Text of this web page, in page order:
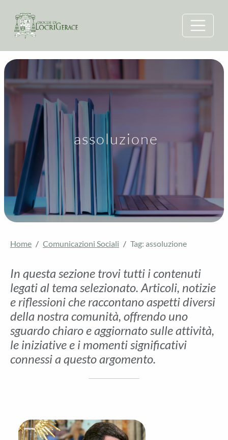
assoluzione
Home Comunicazioni Sociali Tag: assoluzione
In questa sezione trovi tutti i contenuti
legati al tema selezionato. Articoli, notizie
e riflessioni che raccontano aspetti diversi
della nostra comunità, offrendo uno
sguardo chiaro e aggiornato sulle attività,
le iniziative e i momenti significativi
connessi a questo argomento.